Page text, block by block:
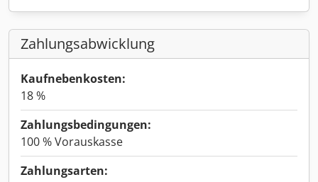
Zahlungsabwicklung
Kaufnebenkosten:
18 %
Zahlungsbedingungen:
100 % Vorauskasse
Zahlungsarten: